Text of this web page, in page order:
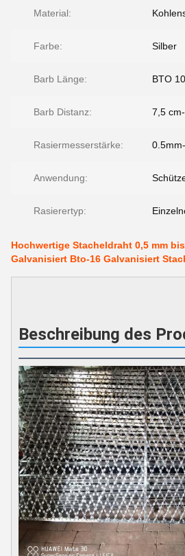
Material:
Farbe: Silber
Barb Länge: BTO
Barb Distanz: 7,5
Rasiermesserstärke:
Anwendung:
Rasierertyp:
Hochwertige Stacheldraht 0,5 mm
Galvanisiert Bto-16 Galvanisiert
Beschreibung des